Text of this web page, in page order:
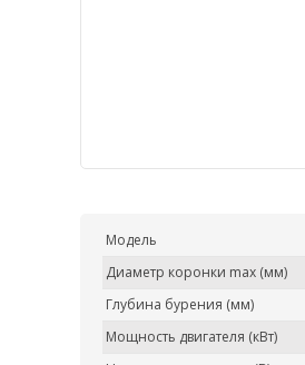
Модель
Диаметр коронки max (мм)
Глубина бурения (мм)
Мощность двигателя (кВт)